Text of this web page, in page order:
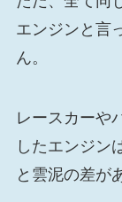
エンジンと言
ん。
レースカーや
したエンジン
と雲泥の差が